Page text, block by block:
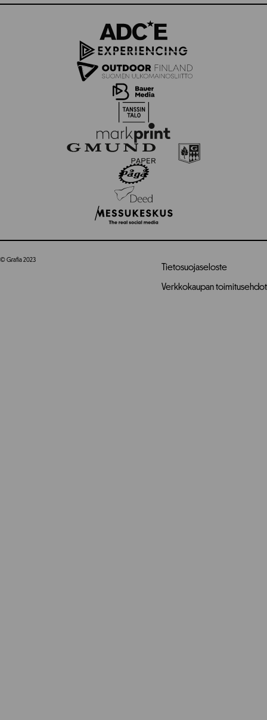
© Grafia 2023
Tietosuojaseloste
Verkkokaupan toimitusehdot